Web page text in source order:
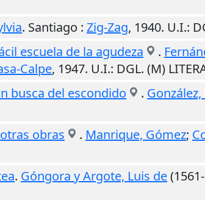
. Santiago : Zig-Zag, 1940. U.I.:
escuela de la agudeza
.
Calpe, 1947. U.I.: DGL. (M)
busca del escondido
.
obras
. Manrique, Gómez;
. Góngora y Argote, Luis de